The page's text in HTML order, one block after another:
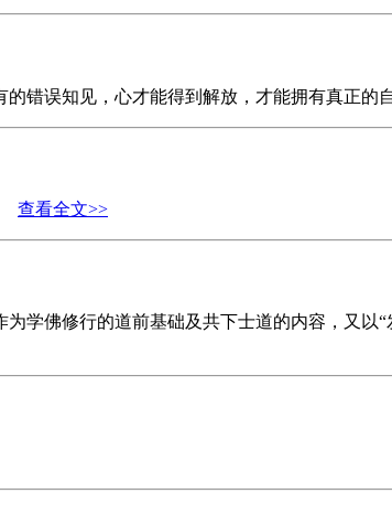
错误知见，心才能得到解放，才能拥有真正的
查看全文>>
学佛修行的道前基础及共下士道的内容，又以